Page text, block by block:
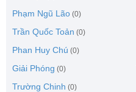
Phạm Ngũ Lão (0)
Trần Quốc Toản (0)
Phan Huy Chú (0)
Giải Phóng (0)
Trường Chinh (0)